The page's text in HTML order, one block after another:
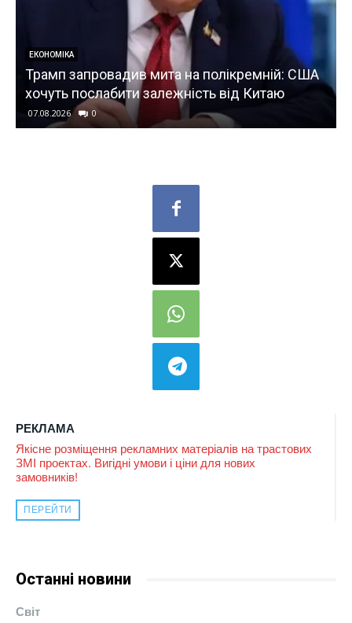
РЕКЛАМА
Якісне розміщення рекламних матеріалів на трастових
ЗМІ проектах. Вигідні умови і ціни для нових
замовників!
ПЕРЕЙТИ
Останні новини
Світ
ЕКОНОМІКА
Трамп запровадив мита на полікремній: США
хочуть послабити залежність від Китаю
07.08.2026 0